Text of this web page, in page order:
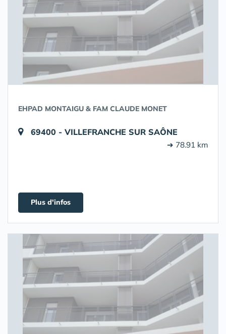
EHPAD MONTAIGU & FAM CLAUDE MONET
69400 - VILLEFRANCHE SUR SAÔNE
➔ 78.91 km
Plus d'infos